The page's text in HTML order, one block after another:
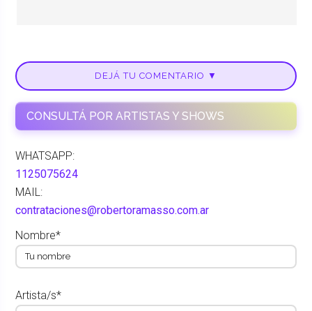
DEJÁ TU COMENTARIO ▼
CONSULTÁ POR ARTISTAS Y SHOWS
WHATSAPP:
1125075624
MAIL:
contrataciones@robertoramasso.com.ar
Nombre*
Artista/s*